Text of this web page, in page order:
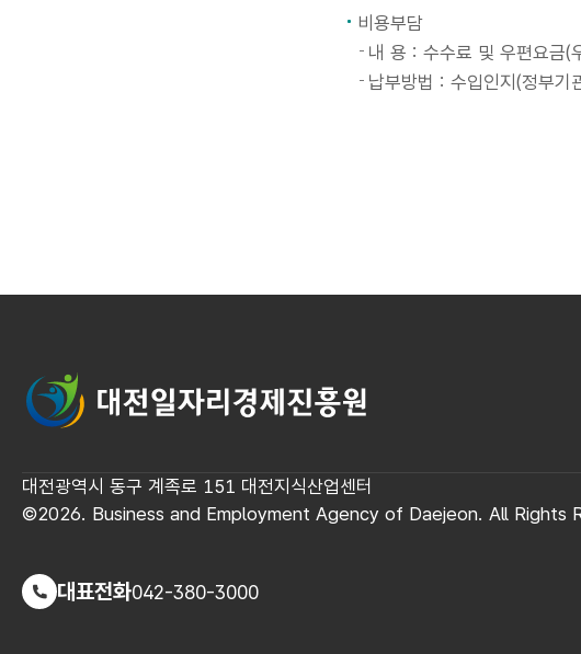
비용부담
내 용 : 수수료 및 우편요금(
납부방법 : 수입인지(정부기
대전일자리경제진흥원
대전광역시 동구 계족로 151 대전지식산업센터
©2026. Business and Employment Agency of Daejeon. All Rights
대표전화042-380-3000